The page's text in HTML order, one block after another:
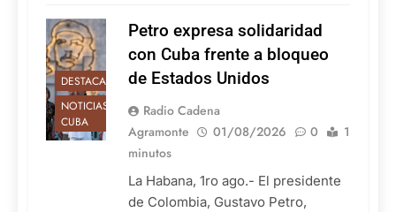
DESTACADAS
NOTICIAS DE
CUBA
Petro expresa solidaridad
con Cuba frente a bloqueo
de Estados Unidos
Radio Cadena
Agramonte
01/08/2026 0
1
minutos
La Habana, 1ro ago.- El presidente
de Colombia, Gustavo Petro,